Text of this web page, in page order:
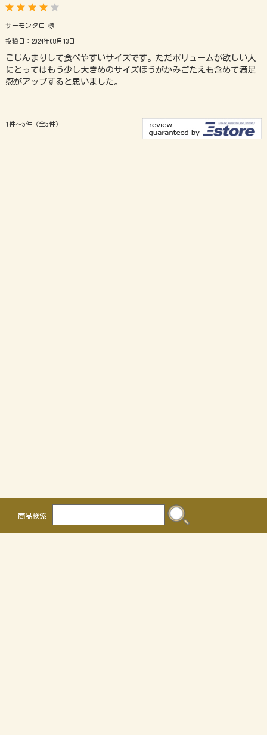
商品検索
サーモンタロ 様
投稿日：2024年08月13日
こじんまりして食べやすいサイズです。ただボリュームが欲しい人
にとってはもう少し大きめのサイズほうがかみごたえも含めて満足
感がアップすると思いました。
1件～5件（全5件）